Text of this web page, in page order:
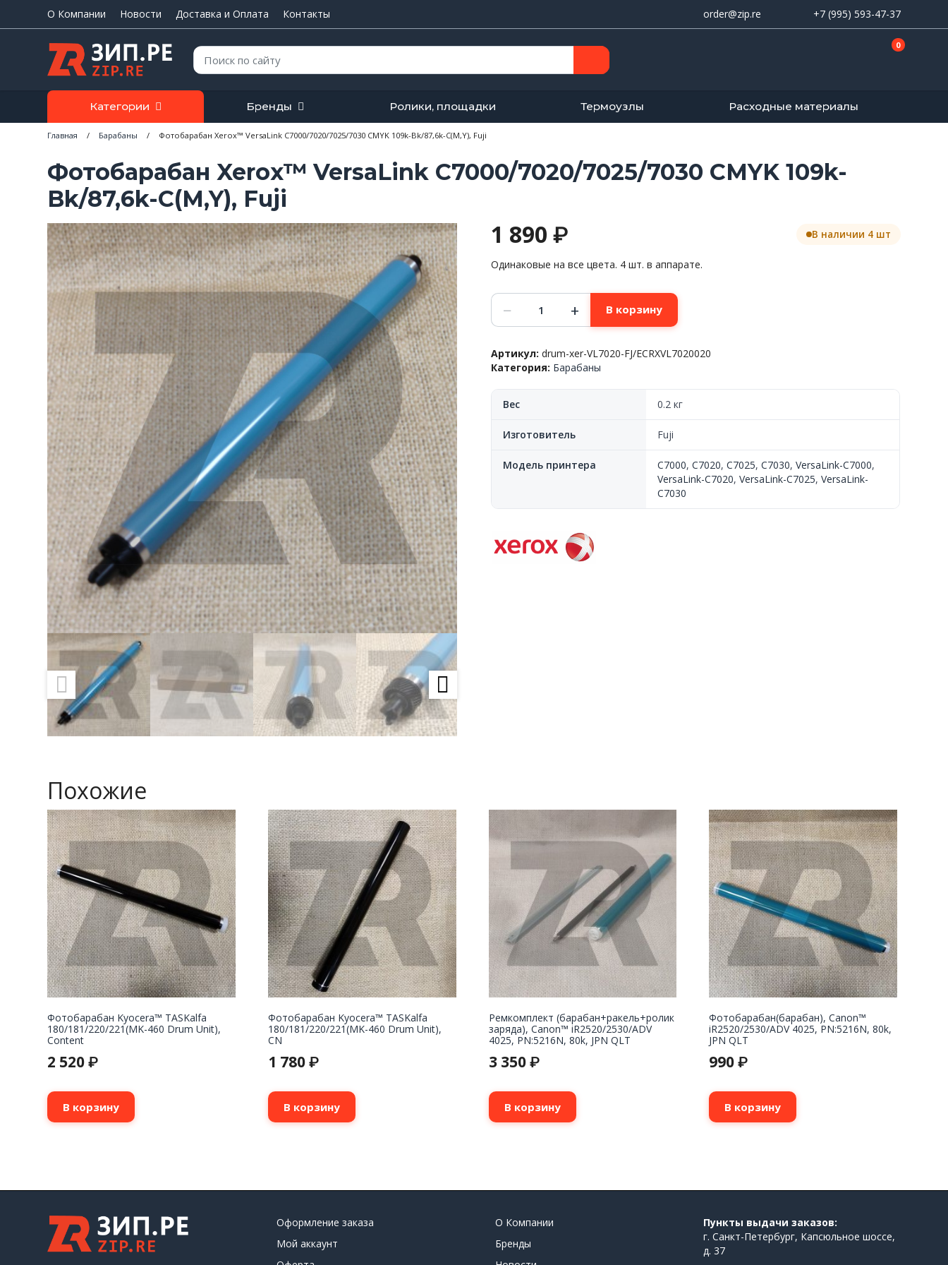
О Компании Новости Доставка и Оплата Контакты order@zip.re +7 (995) 593-47-37
Поиск: 0
Категории Бренды Ролики, площадки Термоузлы Расходные материалы
Главная / Барабаны / Фотобарабан Xerox™ VersaLink C7000/7020/7025/7030 CMYK 109k-Bk/87,6k-C(M,Y), Fuji
Фотобарабан Xerox™ VersaLink C7000/7020/7025/7030 CMYK 109k-
Bk/87,6k-C(M,Y), Fuji
1 890₽
Одинаковые на все цвета. 4 шт. в аппарате.
В наличии 4 шт
Количество
товара
Фотобарабан
VersaLink
C7000/7020/7025/7030
109k-
Bk/87,6k-
Fuji
− + В корзину
Артикул:drum-xer-VL7020-FJ/ECRXVL7020020
Категория: Барабаны
Вес 0.2 кг
Изготовитель Fuji
Модель принтера C7000,C7020,C7025,C7030,VersaLink-C7000,
VersaLink-C7020,VersaLink-C7025,VersaLink-
C7030
Похожие
Фотобарабан Kyocera™ TASKalfa
180/181/220/221(MK-460 Drum Unit),
Content
2 520 ₽
В корзину
Фотобарабан Kyocera™ TASKalfa
180/181/220/221(MK-460 Drum Unit),
CN
1 780 ₽
В корзину
Ремкомплект (барабан+ракель+ролик
заряда), Canon™ iR2520/2530/ADV
4025, PN:5216N, 80k, JPN QLT
3 350 ₽
В корзину
Фотобарабан(барабан), Canon™
iR2520/2530/ADV 4025, PN:5216N, 80k,
JPN QLT
990₽
В корзину
Оформление заказа
Мой аккаунт
О Компании
Бренды
Пункты выдачи заказов:
г. Санкт-Петербург, Капсюльное шоссе,
д. 37